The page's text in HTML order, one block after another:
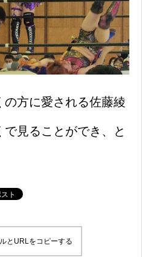
方に愛される佐藤綾
見ることができ、と
とURLをコピーする